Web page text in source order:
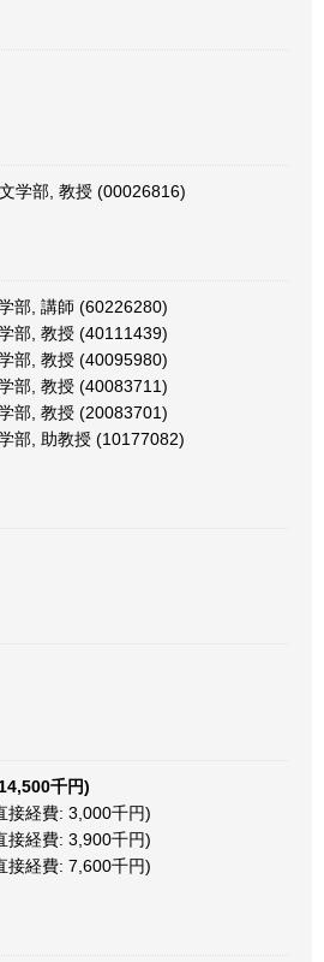
学部, 教授 (00026816)
部, 講師 (60226280)
部, 教授 (40111439)
部, 教授 (40095980)
部, 教授 (40083711)
部, 教授 (20083701)
部, 助教授 (10177082)
千円)
接経費: 3,000千円)
接経費: 3,900千円)
接経費: 7,600千円)